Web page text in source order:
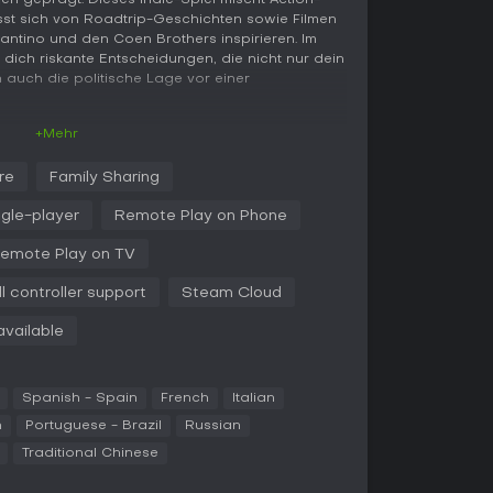
sich von Roadtrip-Geschichten sowie Filmen
und den Coen Brothers inspirieren. Im
riskante Entscheidungen, die nicht nur dein
auch die politische Lage vor einer
dich durch abwechslungsreiche Orte führen.
die Story voran, oft durch Minispiele oder
wie eine Gesundheitsleiste, die mit der Zeit
aufgefüllt werden muss; bei Null droht
von Kassetten im Spielwelt - sie schalten
jugendlichen Protagonisten, jeweils mit
zur Grenze. Deine Entscheidungen füllen
steigert. Politische Aktionen wie das Zerstören
+Mehr
Family Sharing
player Remote Play on Phone
Play on TV
controller support Steam Cloud
Spanish - Spain French Italian
Portuguese - Brazil Russian
Traditional Chinese